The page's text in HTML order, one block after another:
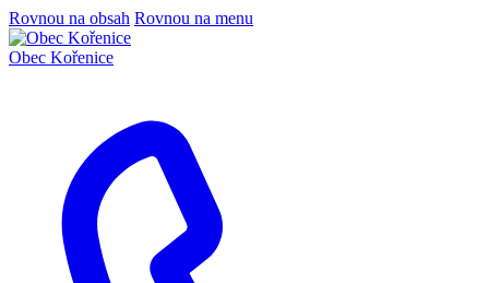
Rovnou na obsah Rovnou na menu
Obec Kořenice